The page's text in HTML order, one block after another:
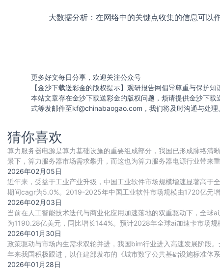
大数据分析：在网络中的关键点收集的信息可以
更多好文每日分享，欢迎关注公众号
【金沙下载送彩金的版权提示】观研报告网倡导尊重与保护
本站文章存在金沙下载送彩金的版权问题，烦请提供金沙下
式等发邮件至kf@chinabaogao.com ，我们将及时沟通与处理
猜你喜欢
算力服务器电源是算力基础设施的重要组成部分，我国已形成脉络清
景下，算力服务器市场需求攀升，而这也为算力服务器电源行业带来
重要动力。目前国内厂商正积极布局，行业竞争
2026年02月05日
近年来，受益于工业产业升级，中国工业软件市场规模增速显著高
期间cagr为5.0%。2019-2025年中国工业软件市场规模由1720亿元
2026年02月03日
当前在人工智能技术迭代与商业化应用加速落地的双重驱动下，全
为1190.28亿美元，同比增长144%。预计2028年全球ai加速卡市场
2026年01月30日
政策驱动与市场内生需求双轮并进，我国bim行业进入高速发展阶段
年来我国积极跟进，以住建部发布的《城市数字公共基础设施标准体
（bim）、地理信息系统（gis）、城市白模、
2026年01月28日